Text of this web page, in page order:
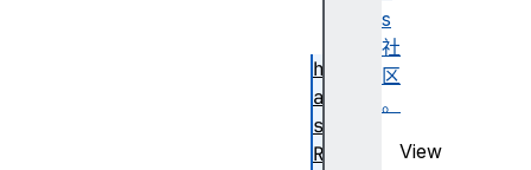
s
社
区
。
View
h
a
s
R